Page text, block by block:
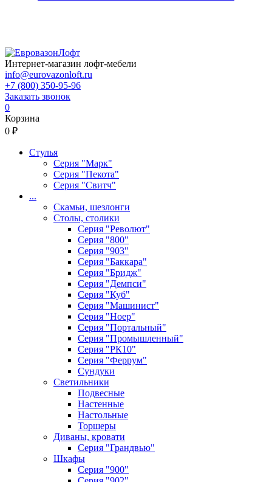
Интернет-магазин лофт-мебели
info@eurovazonloft.ru
+7 (800) 350-95-96
Заказать звонок
0
Корзина
0 ₽
Стулья
Серия "Марк"
Серия "Пекота"
Серия "Свитч"
...
Скамьи, шезлонги
Столы, столики
Серия "Револют"
Серия "800"
Серия "903"
Серия "Баккара"
Серия "Бридж"
Серия "Демпси"
Серия "Куб"
Серия "Машинист"
Серия "Ноер"
Серия "Портальный"
Серия "Промышленный"
Серия "РК10"
Серия "Феррум"
Сундуки
Светильники
Подвесные
Настенные
Настольные
Торшеры
Диваны, кровати
Серия "Грандвью"
Шкафы
Серия "900"